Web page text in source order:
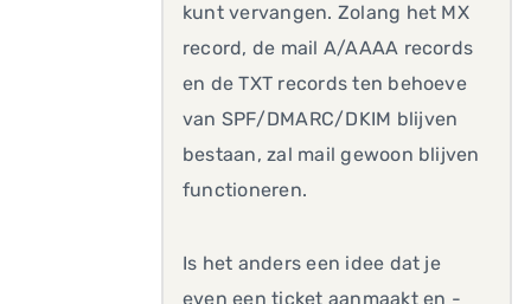
kunt vervangen. Zolang het MX
record, de mail A/AAAA records
en de TXT records ten behoeve
van SPF/DMARC/DKIM blijven
bestaan, zal mail gewoon blijven
functioneren.
Is het anders een idee dat je
even een ticket aanmaakt en -